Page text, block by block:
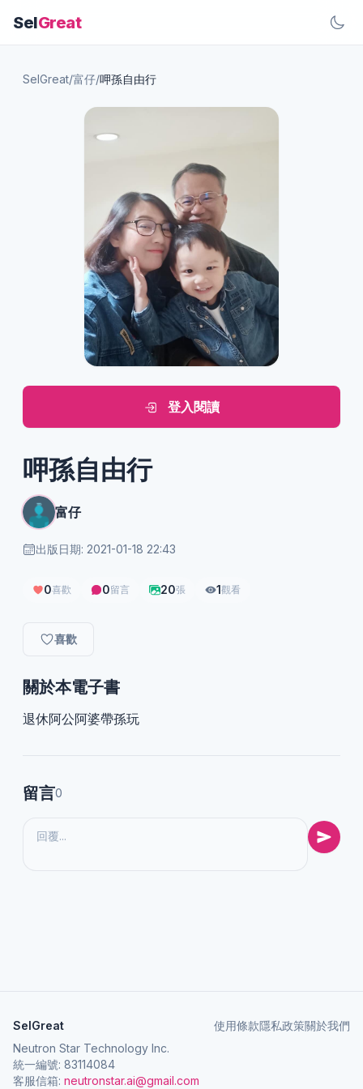
SelGreat
SelGreat/富仔/呷孫自由行
登入閱讀
呷孫自由行
富仔
出版日期: 2021-01-18 22:43
0喜歡 0留言 20張 1觀看
喜歡
關於本電子書
退休阿公阿婆帶孫玩
留言0
SelGreat
Neutron Star Technology Inc.
統一編號: 83114084
客服信箱: neutronstar.ai@gmail.com
使用條款隱私政策關於我們